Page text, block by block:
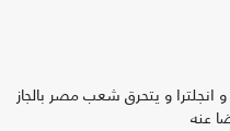
و انجلترا و يتحرق شعب مصر بالجاز
عنه